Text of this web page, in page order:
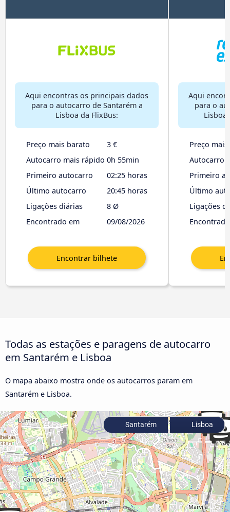
Aqui encontras os principais dados
para o autocarro de Santarém a
Lisboa da FlixBus:
Preço mais barato
3 €
Autocarro mais rápido 0h 55min
Primeiro autocarro
02:25 horas
Último autocarro
20:45 horas
Ligações diárias
8 Ø
Encontrado em
09/08/2026
Aqui
para o
Lisboa
Preço
Autocarro
Primeiro
Último
Ligações
Todas as estações e paragens de autocarro
em Santarém e Lisboa
O mapa abaixo mostra onde os autocarros param em
Santarém e Lisboa.
Santarém Lisboa